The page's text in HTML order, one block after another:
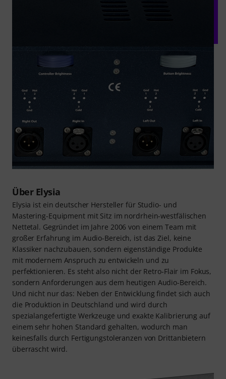
Über Elysia
Elysia ist ein deutscher Hersteller für Studio- und
Mastering-Equipment mit Sitz im nordrhein-westfälischen
Nettetal. Gegründet im Jahre 2006 von einem Team mit
großer Erfahrung im Audio-Bereich, ist das Ziel, keine
Klassiker nachzubauen, sondern eigenständige Produkte
mit modernem Anspruch zu entwickeln und zu
perfektionieren. Es steht also nicht der Retro-Flair im Fokus,
sondern Anforderungen aus dem heutigen Audio-Bereich.
Und nicht nur das: Neben der Entwicklung findet sich auch
die Produktion in Deutschland und wird durch
spezialangefertigte Werkzeuge und exakte Kalibrierung auf
einem sehr hohen Standard gehalten, wodurch man
keinesfalls durch Fertigungstoleranzen von Drittanbietern
überrascht wird.